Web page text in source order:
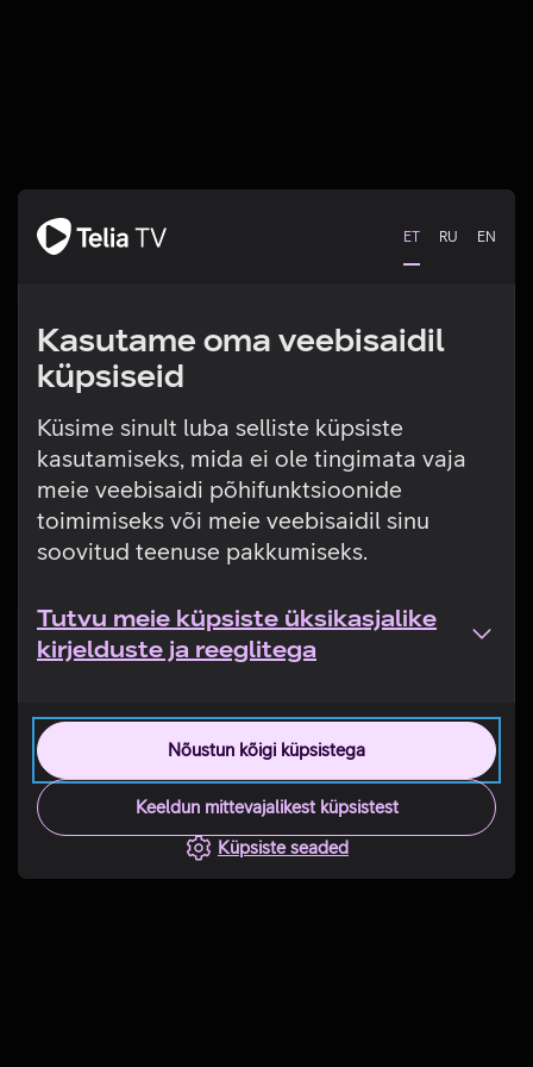
ET RU EN
Kasutame oma veebisaidil
küpsiseid
Küsime sinult luba selliste küpsiste
kasutamiseks, mida ei ole tingimata vaja
meie veebisaidi põhifunktsioonide
toimimiseks või meie veebisaidil sinu
soovitud teenuse pakkumiseks.
Tutvu meie küpsiste üksikasjalike
kirjelduste ja reeglitega
Nõustun kõigi küpsistega
Keeldun mittevajalikest küpsistest
Küpsiste seaded
Tehniline viga